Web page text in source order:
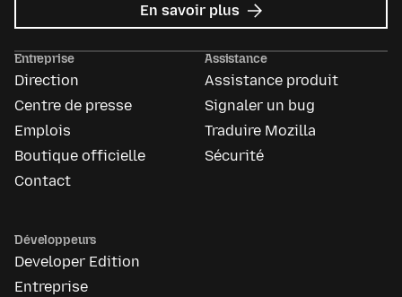
En savoir plus sur
Mozilla
Entreprise
Direction
Centre de presse
Emplois
Boutique officielle
Contact
Assistance
Assistance produit
Signaler un bug
Traduire Mozilla
Sécurité
Développeurs
Developer Edition
Entreprise